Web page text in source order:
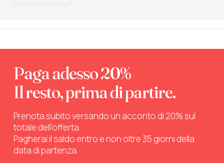
Paga adesso 20%
Il resto, prima di partire.
Prenota subito versando un acconto di 20% sul
totale dell’offerta.
Pagherai il saldo entro e non oltre 35 giorni della
data di partenza.